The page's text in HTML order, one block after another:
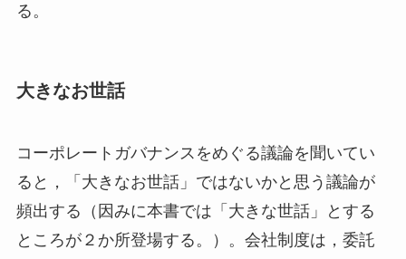
る。
大きなお世話
コーポレートガバナンスをめぐる議論を聞いてい
ると，「大きなお世話」ではないかと思う議論が
頻出する（因みに本書では「大きな世話」とする
ところが２か所登場する。）。会社制度は，委託